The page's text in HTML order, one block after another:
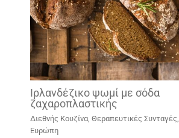
Ιρλανδέζικο ψωμί με σόδα
ζαχαροπλαστικής
Διεθνής Κουζίνα, Θεραπευτικές Συνταγές,
Ευρώπη